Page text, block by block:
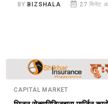
BY BIZSHALA 27 मिनेट
CAPITAL MARKET